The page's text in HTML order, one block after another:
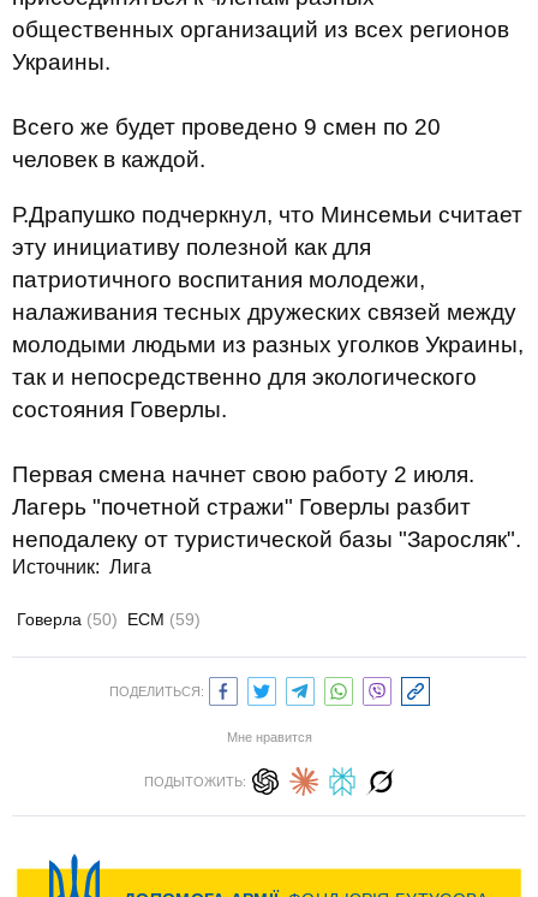
общественных организаций из всех регионов
Украины.
Всего же будет проведено 9 смен по 20
человек в каждой.
Р.Драпушко подчеркнул, что Минсемьи считает
эту инициативу полезной как для
патриотичного воспитания молодежи,
налаживания тесных дружеских связей между
молодыми людьми из разных уголков Украины,
так и непосредственно для экологического
состояния Говерлы.
Первая смена начнет свою работу 2 июля.
Лагерь "почетной стражи" Говерлы разбит
неподалеку от туристической базы "Заросляк".
Источник: Лига
Говерла (50) ЕСМ (59)
ПОДЕЛИТЬСЯ:
Мне нравится
ПОДЫТОЖИТЬ: